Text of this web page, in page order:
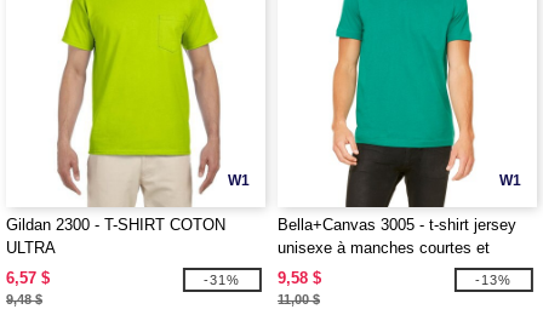
W1
Gildan 2300 - T-SHIRT COTON
ULTRA
6,57 $
9,48 $
-31%
W1
Bella+Canvas 3005 - t-shirt jersey
unisexe à manches courtes et
encolure en V
9,58 $
11,00 $
-13%